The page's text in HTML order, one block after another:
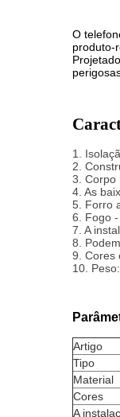
O
produto-
1.
2.
3. Corpo
4. As
5. Forro
6. Fogo
7. A
8.
9. Cores
10.
Artigo
Tipo
Material
Cores
A